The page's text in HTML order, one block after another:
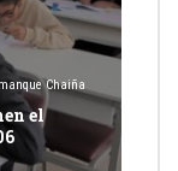
Chaiña
el